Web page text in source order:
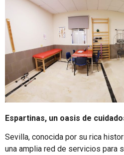
Espartinas, un oasis de
Sevilla, conocida por su rica
una amplia red de servicios para